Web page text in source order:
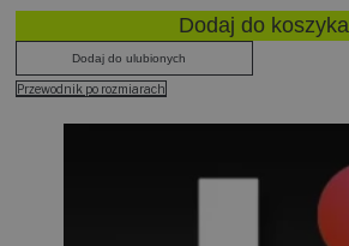
Dodaj do koszyka
Dodaj do ulubionych
Przewodnik po rozmiarach